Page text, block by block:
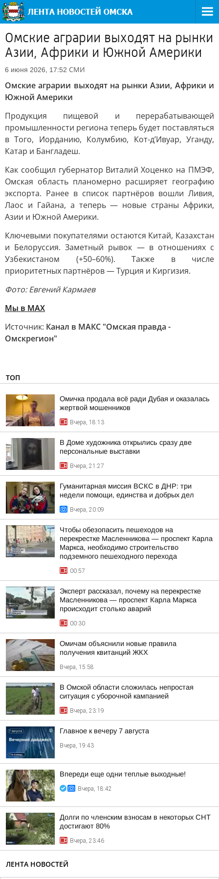
Омские аграрии выходят на рынки
Азии, Африки и Южной Америки
6 июня 2026, 17:52 СМИ
Омские аграрии выходят на рынки Азии, Африки и
Южной Америки
Продукция пищевой и перерабатывающей
промышленности региона теперь будет поставляться
в Того, Иорданию, Колумбию, Кот-д’Ивуар, Уганду,
Катар и Бангладеш.
Как сообщил губернатор Виталий Хоценко на ПМЭФ,
Омская область планомерно расширяет географию
экспорта. Ранее в список партнёров вошли Ливия,
Лаос и Гайана, а теперь — новые страны Африки,
Азии и Южной Америки.
Ключевыми покупателями остаются Китай, Казахстан
и Белоруссия. Заметный рывок — в отношениях с
Узбекистаном (+50–60%). Также в числе
приоритетных партнёров — Турция и Киргизия.
Фото: Евгений Кармаев
Мы в MAX
Источник: Канал в МАКС "Омская правда -
Омскрегион"
ТОП
Омичка продала всё ради Дубая и оказалась
жертвой мошенников
Вчера, 18:13
В Доме художника открылись сразу две
персональные выставки
Вчера, 21:27
Гуманитарная миссия ВСКС в ДНР: три
недели помощи, единства и добрых дел
Вчера, 20:09
Чтобы обезопасить пешеходов на
перекрестке Масленникова — проспект Карла
Маркса, необходимо строительство
подземного пешеходного перехода
00:57
Эксперт рассказал, почему на перекрестке
Масленникова — проспект Карла Маркса
происходит столько аварий
00:30
Омичам объяснили новые правила
получения квитанций ЖКХ
Вчера, 15:58
В Омской области сложилась непростая
ситуация с уборочной кампанией
Вчера, 23:19
Главное к вечеру 7 августа
Вчера, 19:43
Впереди еще одни теплые выходные!
Вчера, 18:42
Долги по членским взносам в некоторых СНТ
достигают 80%
Вчера, 23:46
ЛЕНТА НОВОСТЕЙ